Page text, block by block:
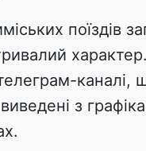
поїздів
каналі,
з